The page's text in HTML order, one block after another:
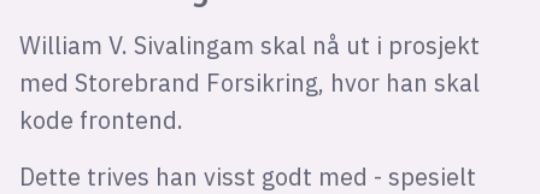
William V. Sivalingam skal nå ut i prosjekt
med Storebrand Forsikring, hvor han skal
kode frontend.
Dette trives han visst godt med - spesielt